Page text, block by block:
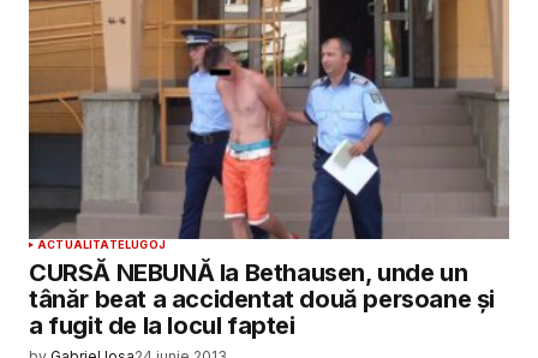
ACTUALITATELUGOJ
CURSĂ NEBUNĂ la Bethausen, unde un
tânăr beat a accidentat două persoane și
a fugit de la locul faptei